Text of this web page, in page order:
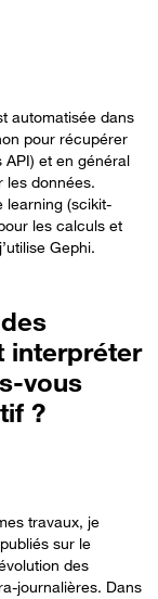
automatisée dans
pour récupérer
et en général
les données.
learning (scikit-
les calculs et
Gephi.
interpréter
vous
?
travaux, je
sur le
des
journalières. Dans